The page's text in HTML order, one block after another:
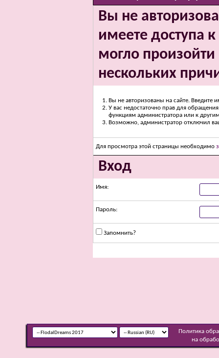
Вы не
имеете доступа
могло
нескольких
Вы не авторизованы на сайте. Введите
У вас недостаточно прав для
функциям администратора или к
Возможно, администратор отключил
Для просмотра этой страницы необходимо
Вход
Имя:
Пароль:
Запомнить?
Политика
на